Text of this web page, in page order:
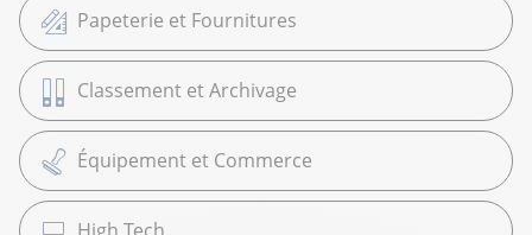
Papeterie et Fournitures
Classement et Archivage
Équipement et Commerce